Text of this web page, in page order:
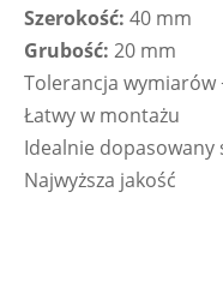
Szerokość: 40 mm
Grubość: 20 mm
Tolerancja wymiarów
Łatwy w montażu
Idealnie
Najwyższa jakość